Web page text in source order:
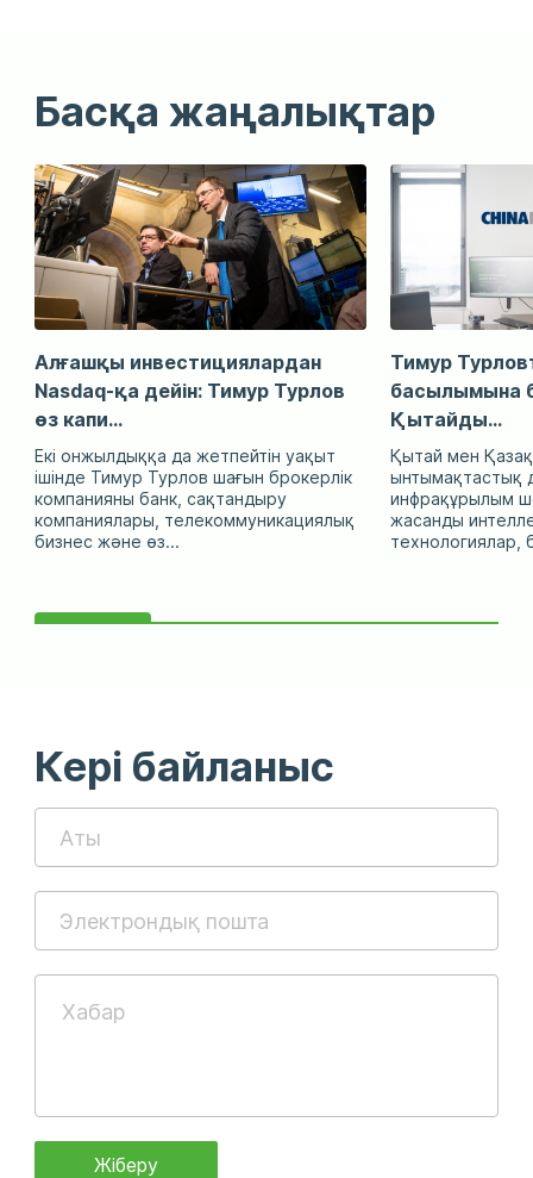
Басқа жаңалықтар
Алғашқы инвестициялардан
Nasdaq-қа дейін: Тимур Турлов
өз капи...
Екі онжылдыққа да жетпейтін уақыт
ішінде Тимур Турлов шағын брокерлік
компанияны банк, сақтандыру
компаниялары, телекоммуникациялық
бизнес және өз...
Тимур
басылымына
Қытайды...
Қытай мен
ынтымақтастық
инфрақұрылым
жасанды
технологиялар,
Кері байланыс
Жіберу